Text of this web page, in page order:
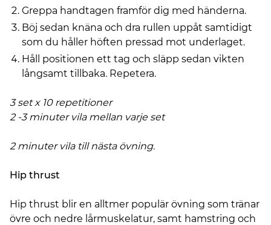
Greppa handtagen framför dig med händerna.
Böj sedan knäna och dra rullen uppåt samtidigt
som du håller höften pressad mot underlaget.
Håll positionen ett tag och släpp sedan vikten
långsamt tillbaka. Repetera.
3 set x 10 repetitioner
2 -3 minuter vila mellan varje set
2 minuter vila till nästa övning.
Hip thrust
Hip thrust blir en alltmer populär övning som tränar
övre och nedre lårmuskelatur, samt hamstring och